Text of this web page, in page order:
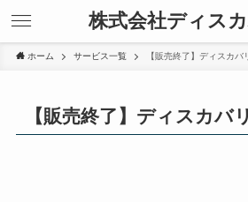
株式会社ディス
ホーム サービス一覧 【販売終了】ディスカバ
【販売終了】ディスカバ